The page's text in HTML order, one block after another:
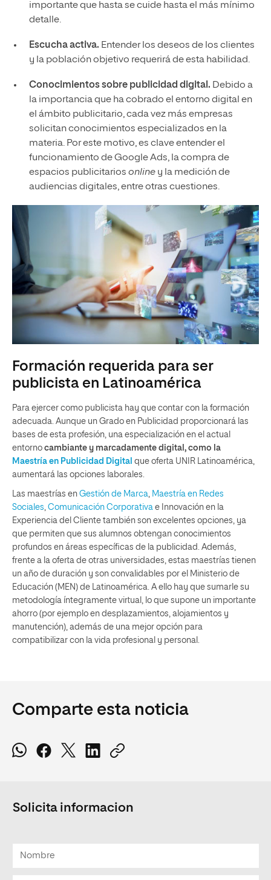
importante que hasta se cuide hasta el más mínimo
detalle.
Escucha activa. Entender los deseos de los clientes
y la población objetivo requerirá de esta habilidad.
Conocimientos sobre publicidad digital. Debido a
la importancia que ha cobrado el entorno digital en
el ámbito publicitario, cada vez más empresas
solicitan conocimientos especializados en la
materia. Por este motivo, es clave entender el
funcionamiento de Google Ads, la compra de
espacios publicitarios onliney la medición de
audiencias digitales, entre otras cuestiones.
Formación requerida para ser
publicista en Latinoamérica
Para ejercer como publicista hay que contar con la formación
adecuada. Aunque un Grado en Publicidad proporcionará las
bases de esta profesión, una especialización en el actual
entorno cambiante y marcadamente digital, como la
Maestría en Publicidad Digital que oferta UNIR Latinoamérica,
aumentará las opciones laborales.
Las maestrías en Gestión de Marca
Maestría en Redes
Sociales Comunicación Corporativa e Innovación en la
Experiencia del Cliente también son excelentes opciones, ya
que permiten que sus alumnos obtengan conocimientos
profundos en áreas específicas de la publicidad. Además,
frente a la oferta de otras universidades, estas maestrías tienen
un año de duración y son convalidables por el Ministerio de
Educación (MEN) de Latinoamérica. A ello hay que sumarle su
metodología íntegramente virtual, lo que supone un importante
ahorro (por ejemplo en desplazamientos, alojamientos y
manutención), además de una mejor opción para
compatibilizar con la vida profesional y personal.
Comparte esta noticia
Solicita informacion